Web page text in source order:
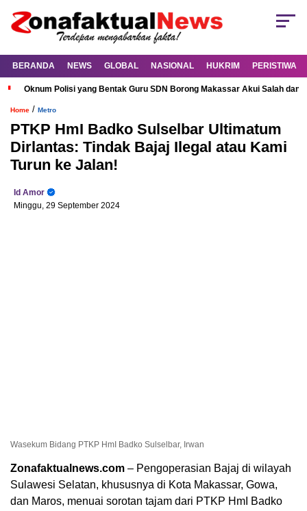
BERANDA NEWS GLOBAL NASIONAL HUKRIM PERISTIWA
Oknum Polisi yang Bentak Guru SDN Borong Makassar Akui Salah dan
Home / Metro
PTKP HmI Badko Sulselbar Ultimatum
Dirlantas: Tindak Bajaj Ilegal atau Kami
Turun ke Jalan!
Id Amor
Minggu, 29 September 2024
Wasekum Bidang PTKP HmI Badko Sulselbar, Irwan
Zonafaktualnews.com – Pengoperasian Bajaj di wilayah
Sulawesi Selatan, khususnya di Kota Makassar, Gowa,
dan Maros, menuai sorotan tajam dari PTKP HmI Badko